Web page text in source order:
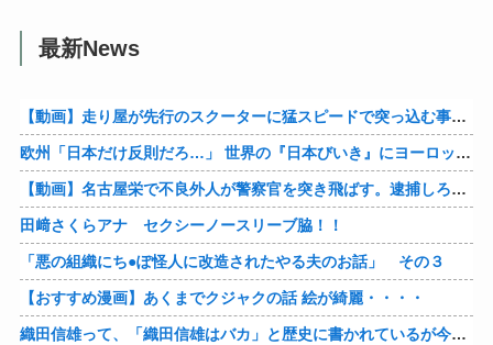
最新News
【動画】走り屋が先行のスクーターに猛スピードで突っ込む事故。
欧州「日本だけ反則だろ…」 世界の『日本びいき』にヨーロッパ全土から不満の声
【動画】名古屋栄で不良外人が警察官を突き飛ばす。逮捕しろやｗｗｗ
田﨑さくらアナ セクシーノースリーブ脇！！
「悪の組織にち●ぽ怪人に改造されたやる夫のお話」 その３
【おすすめ漫画】あくまでクジャクの話 絵が綺麗・・・・
織田信雄って、「織田信雄はバカ」と歴史に書かれているが今まで家が残っているんでバカではないよな？